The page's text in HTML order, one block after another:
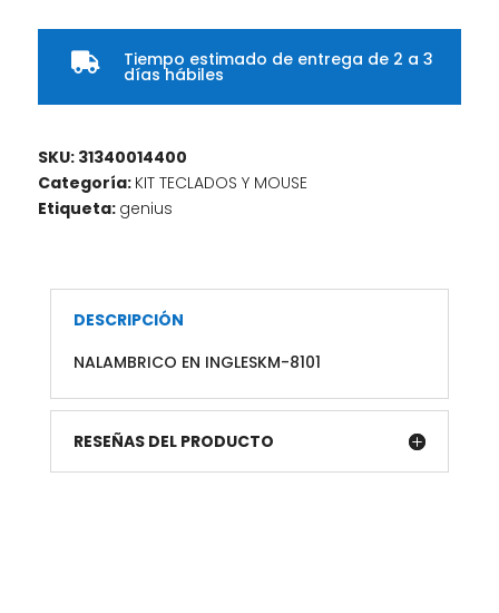
INGLESKM-
 Tiempo estimado de entrega de 2 a 3
días hábiles
SKU: 31340014400
Categoría: KIT TECLADOS Y MOUSE
Etiqueta: genius
DESCRIPCIÓN
NALAMBRICO EN INGLESKM-8101
RESEÑAS DEL PRODUCTO